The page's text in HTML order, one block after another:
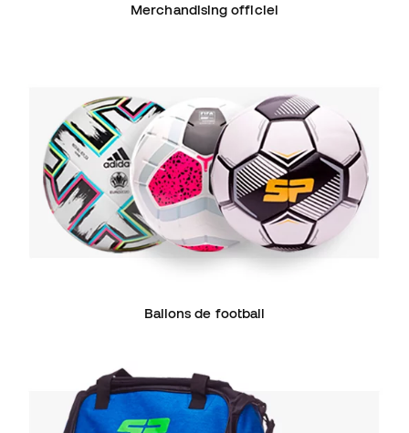
Merchandising officiel
Ballons de football